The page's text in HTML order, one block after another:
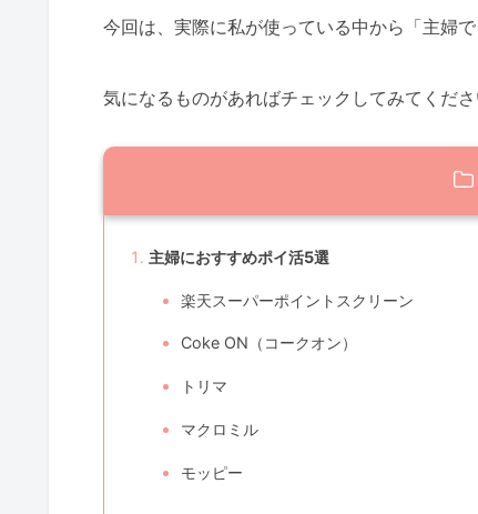
今回は、実際に私が使っている中から「主婦
気になるものがあればチェックしてみてくださ
主婦におすすめポイ活5選
楽天スーパーポイントスクリーン
Coke ON（コークオン）
トリマ
マクロミル
モッピー